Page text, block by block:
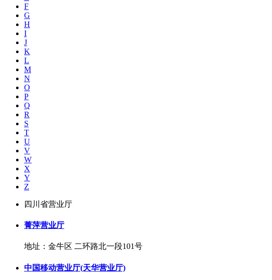
F
G
H
I
J
K
L
M
N
O
P
Q
R
S
T
U
V
W
X
Y
Z
四川省营业厅
菁萍营业厅
地址：金牛区 二环路北一段101号
中国移动营业厅(天华营业厅)